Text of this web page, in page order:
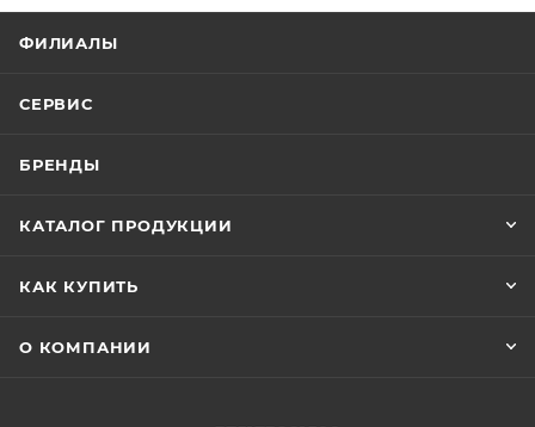
ФИЛИАЛЫ
СЕРВИС
БРЕНДЫ
КАТАЛОГ ПРОДУКЦИИ
КАК КУПИТЬ
О КОМПАНИИ